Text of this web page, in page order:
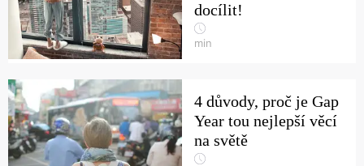
docílit!
min
4 důvody, proč je Gap
Year tou nejlepší věcí
na světě